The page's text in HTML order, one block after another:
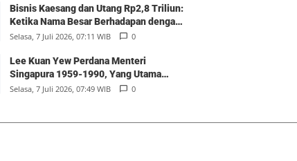
Bisnis Kaesang dan Utang Rp2,8 Triliun:
Ketika Nama Besar Berhadapan dengan
Hukum Pasar
Selasa, 7 Juli 2026, 07:11 WIB 0
Lee Kuan Yew Perdana Menteri
Singapura 1959-1990, Yang Utama
Diantara Yang Sederajat
Selasa, 7 Juli 2026, 07:49 WIB 0